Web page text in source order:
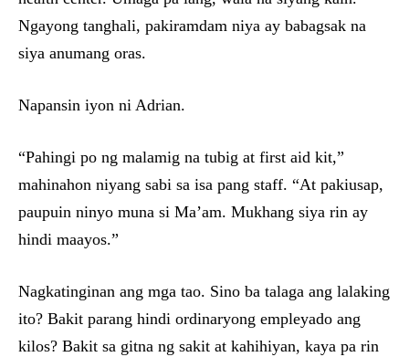
Ngayong tanghali, pakiramdam niya ay babagsak na
siya anumang oras.
Napansin iyon ni Adrian.
“Pahingi po ng malamig na tubig at first aid kit,”
mahinahon niyang sabi sa isa pang staff. “At pakiusap,
paupuin ninyo muna si Ma’am. Mukhang siya rin ay
hindi maayos.”
Nagkatinginan ang mga tao. Sino ba talaga ang lalaking
ito? Bakit parang hindi ordinaryong empleyado ang
kilos? Bakit sa gitna ng sakit at kahihiyan, kaya pa rin